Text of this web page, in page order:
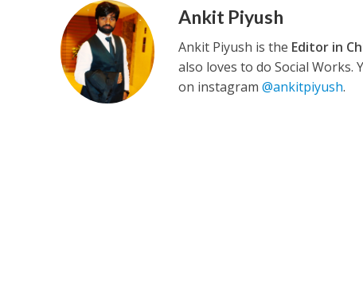
कुलदीप कुमार की
Ankit Piyush
Ankit Piyush is the Editor in
also loves to do Social
on instagram@ankitpiyush.